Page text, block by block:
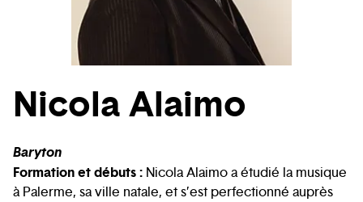
Nicola Alaimo
Baryton
Formation et débuts : Nicola Alaimo a étudié la musique
à Palerme, sa ville natale, et s’est perfectionné auprès